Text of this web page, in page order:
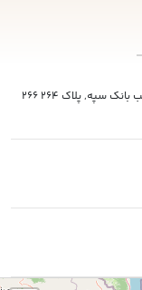
سعادت آباد, بلوار دریا, بین فرحزادی و پاکنژاد, جنب بانک سپه, پلاک 264 266